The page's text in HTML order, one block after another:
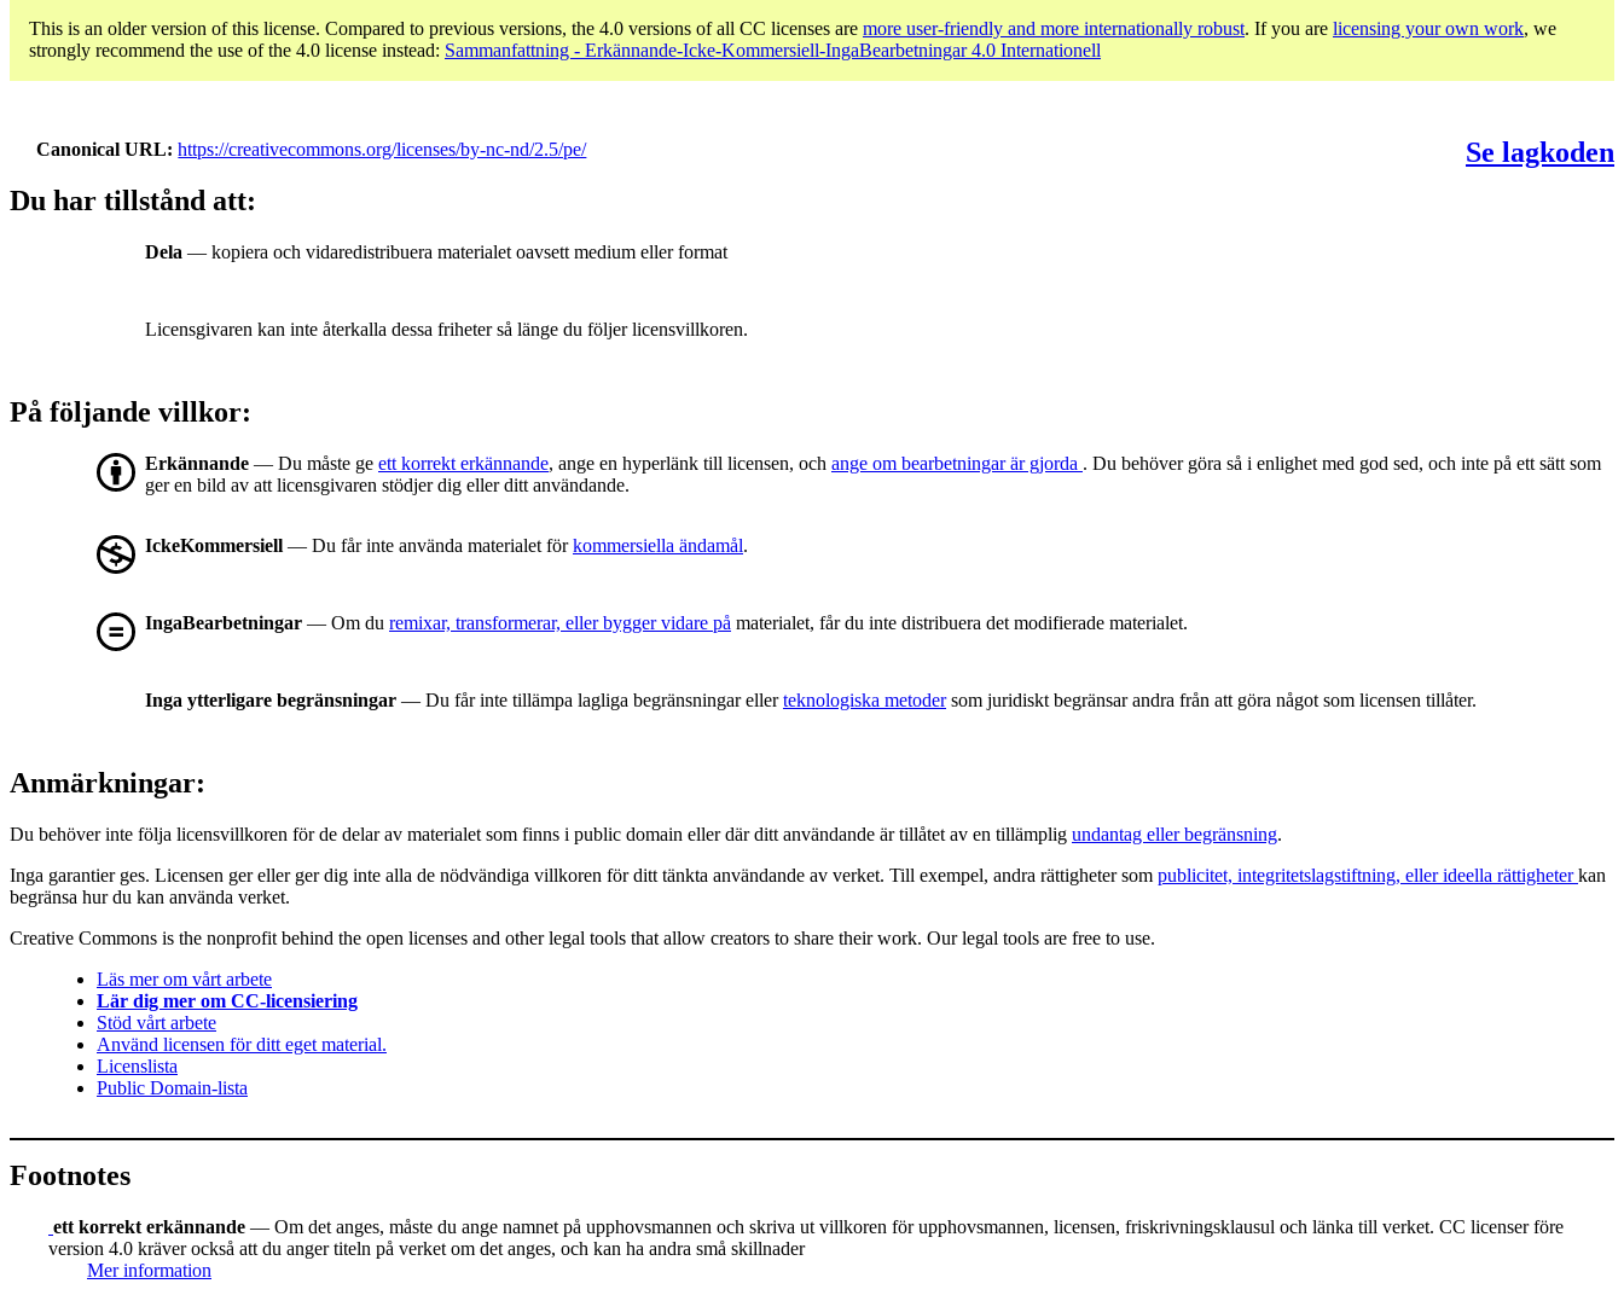
This is an older version of this license. Compared to previous versions, the 4.0 versions of all CC licenses are more user-friendly and more internationally robust. If you are licensing your own work, we
strongly recommend the use of the 4.0 license instead: Sammanfattning - Erkännande-Icke-Kommersiell-IngaBearbetningar 4.0 Internationell
Canonical URL https://creativecommons.org/licenses/by-nc-nd/2.5/pe/
Se lagkoden
Du har tillstånd att:
Dela — kopiera och vidaredistribuera materialet oavsett medium eller format
Licensgivaren kan inte återkalla dessa friheter så länge du följer licensvillkoren.
På följande villkor:
Erkännande — Du måste ge ett korrekt erkännande, ange en hyperlänk till licensen, och ange om bearbetningar är gjorda . Du behöver göra så i enlighet med god sed, och inte på ett sätt som
ger en bild av att licensgivaren stödjer dig eller ditt användande.
IckeKommersiell — Du får inte använda materialet förkommersiella ändamål.
IngaBearbetningar — Om du remixar, transformerar, eller bygger vidare på materialet, får du inte distribuera det modifierade materialet.
Inga ytterligare begränsningar — Du får inte tillämpa lagliga begränsningar ellerteknologiska metodersom juridiskt begränsar andra från att göra något som licensen tillåter.
Anmärkningar:
Du behöver inte följa licensvillkoren för de delar av materialet som finns i public domain eller där ditt användande är tillåtet av en tillämplig undantag eller begränsning.
Inga garantier ges. Licensen ger eller ger dig inte alla de nödvändiga villkoren för ditt tänkta användande av verket. Till exempel, andra rättigheter som publicitet, integritetslagstiftning, eller ideella rättigheterkan
begränsa hur du kan använda verket.
Creative Commons is the nonprofit behind the open licenses and other legal tools that allow creators to share their work. Our legal tools are free to use.
Läs mer om vårt arbete
Lär dig mer om CC-licensiering
Stöd vårt arbete
Använd licensen för ditt eget material.
Licenslista
Public Domain-lista
Footnotes
ett korrekt erkännande — Om det anges, måste du ange namnet på upphovsmannen och skriva ut villkoren för upphovsmannen, licensen, friskrivningsklausul och länka till verket. CC licenser före
version 4.0 kräver också att du anger titeln på verket om det anges, och kan ha andra små skillnader
Mer information